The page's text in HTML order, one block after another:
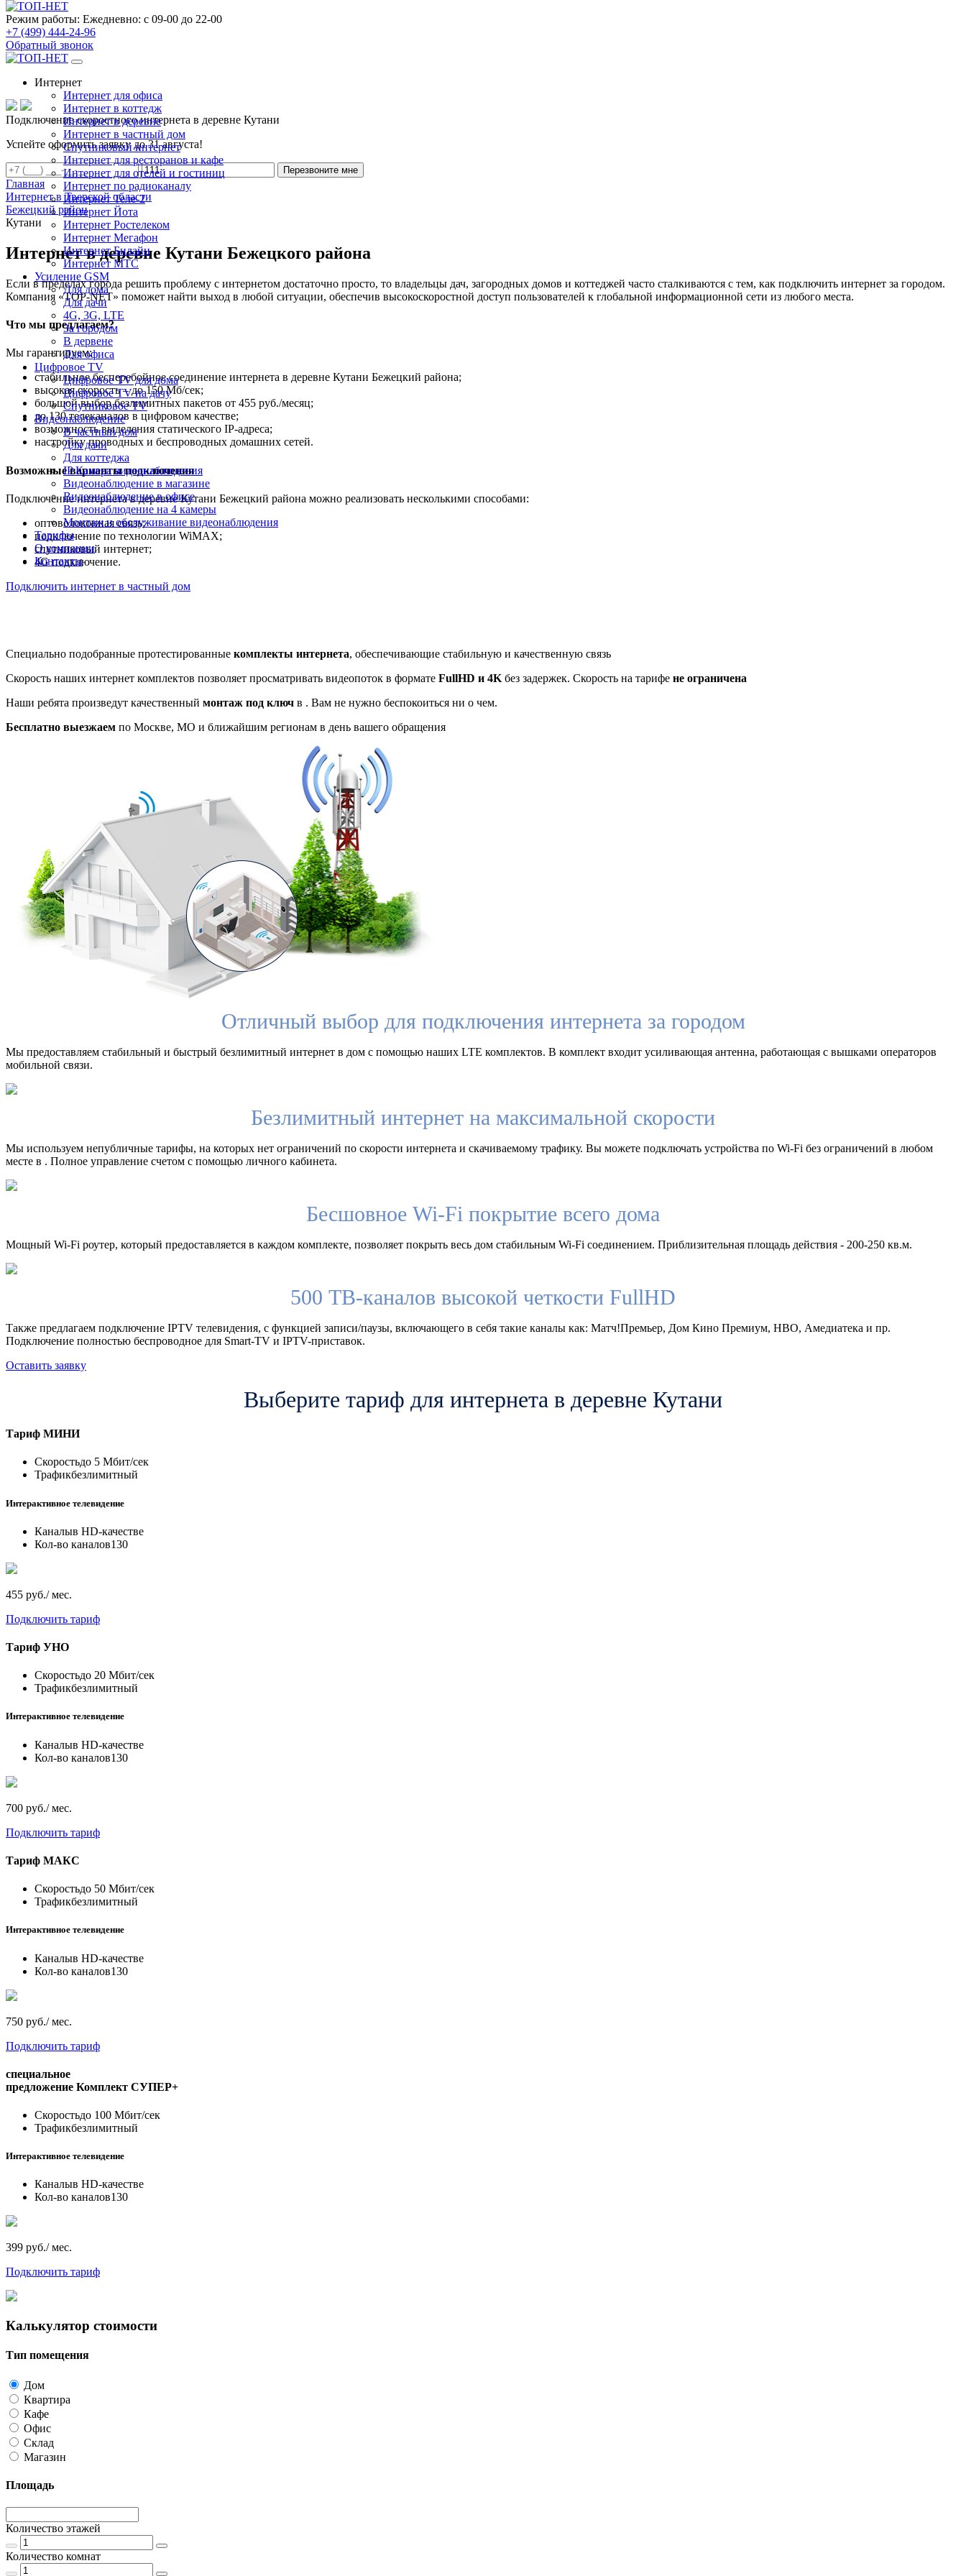
Режим работы: Ежедневно: с 09-00 до 22-00
+7 (499) 444-24-96
Обратный звонок
Интернет
Интернет для офиса
Интернет в коттедж
Интернет в деревне
Интернет в частный дом
Спутниковый интернет
Интернет для ресторанов и кафе
Интернет для отелей и гостиниц
Интернет по радиоканалу
Интернет Теле-2
Интернет Йота
Интернет Ростелеком
Интернет Мегафон
Интернет Билайн
Интернет МТС
Усиление GSM
Для дома
Для дачи
4G, 3G, LTE
За городом
В дервене
Для офиса
Цифровое TV
Цифровое TV для дома
Цифровое TV на дачу
Спутниковое TV
Видеонаблюдение
В частный дом
Для дачи
Для коттеджа
IP Камера видеонаблюдения
Видеонаблюдение в магазине
Видеонаблюдение в офисе
Видеонаблюдение на 4 камеры
Монтаж и обслуживание видеонаблюдения
Тарифы
О компании
Контакты
Подключение скоростного интернета в деревне Кутани
Успейте оформить заявку до 31 августа!
Перезвоните мне
Главная
Интернет в Тверской области
Бежецкий район
Кутани
Интернет в деревне Кутани Бежецкого района
Если в пределах города решить проблему с интернетом достаточно просто, то владельцы дач, загородных домов и коттеджей часто сталкиваются с тем, как подключить интернет за городом.
Компания «TOP-NET» поможет найти выход в любой ситуации, обеспечив высокоскоростной доступ пользователей к глобальной информационной сети из любого места.
Что мы предлагаем?
Мы гарантируем:
стабильное бесперебойное соединение интернета в деревне Кутани Бежецкий района;
высокая скорость – до 150 Мб/сек;
большой выбор безлимитных пакетов от 455 руб./месяц;
до 130 телеканалов в цифровом качестве;
возможность выделения статического IP-адреса;
настройку проводных и беспроводных домашних сетей.
Возможные варианты подключения
Подключение интернета в деревне Кутани Бежецкий района можно реализовать несколькими способами:
оптоволоконная связь;
подключение по технологии WiMAX;
спутниковый интернет;
4G подключение.
Подключить интернет в частный дом
Специально подобранные протестированные комплекты интернета, обеспечивающие стабильную и качественную связь
Скорость наших интернет комплектов позволяет просматривать видеопоток в формате FullHD и 4K без задержек. Скорость на тарифе не ограничена
Наши ребята произведут качественный монтаж под ключ в . Вам не нужно беспокоиться ни о чем.
Бесплатно выезжаем по Москве, МО и ближайшим регионам в день вашего обращения
Отличный выбор для подключения интернета за городом
Мы предоставляем стабильный и быстрый безлимитный интернет в дом с помощью наших LTE комплектов. В комплект входит усиливающая антенна, работающая с вышками операторов
мобильной связи.
Безлимитный интернет на максимальной скорости
Мы используем непубличные тарифы, на которых нет ограничений по скорости интернета и скачиваемому трафику. Вы можете подключать устройства по Wi-Fi без ограничений в любом
месте в . Полное управление счетом с помощью личного кабинета.
Бесшовное Wi-Fi покрытие всего дома
Мощный Wi-Fi роутер, который предоставляется в каждом комплекте, позволяет покрыть весь дом стабильным Wi-Fi соединением. Приблизительная площадь действия - 200-250 кв.м.
500 ТВ-каналов высокой четкости FullHD
Также предлагаем подключение IPTV телевидения, с функцией записи/паузы, включающего в себя такие каналы как: Матч!Премьер, Дом Кино Премиум, HBO, Амедиатека и пр.
Подключение полностью беспроводное для Smart-TV и IPTV-приставок.
Оставить заявку
Выберите тариф для интернета в деревне Кутани
Тариф МИНИ
Скоростьдо 5 Мбит/сек
Трафикбезлимитный
Интерактивное телевидение
Каналыв HD-качестве
Кол-во каналов130
455 руб./ мес.
Подключить тариф
Тариф УНО
Скоростьдо 20 Мбит/сек
Трафикбезлимитный
Интерактивное телевидение
Каналыв HD-качестве
Кол-во каналов130
700 руб./ мес.
Подключить тариф
Тариф МАКС
Скоростьдо 50 Мбит/сек
Трафикбезлимитный
Интерактивное телевидение
Каналыв HD-качестве
Кол-во каналов130
750 руб./ мес.
Подключить тариф
специальное
предложение Комплект СУПЕР+
Скоростьдо 100 Мбит/сек
Трафикбезлимитный
Интерактивное телевидение
Каналыв HD-качестве
Кол-во каналов130
399 руб./ мес.
Подключить тариф
Калькулятор стоимости
Тип помещения
Дом
Квартира
Кафе
Офис
Склад
Магазин
Площадь
Количество этажей
Количество комнат